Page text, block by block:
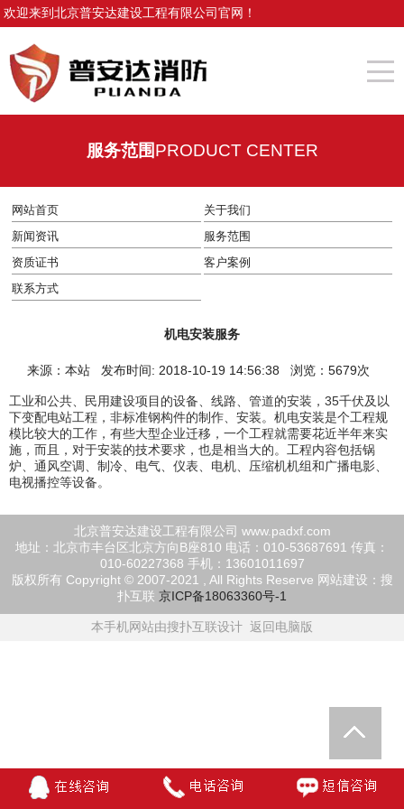
欢迎来到北京普安达建设工程有限公司官网！
服务范围PRODUCT CENTER
网站首页
关于我们
新闻资讯
服务范围
资质证书
客户案例
联系方式
机电安装服务
来源：本站 发布时间: 2018-10-19 14:56:38 浏览：5679次
工业和公共、民用建设项目的设备、线路、管道的安装，35千伏及以
下变配电站工程，非标准钢构件的制作、安装。机电安装是个工程规
模比较大的工作，有些大型企业迁移，一个工程就需要花近半年来实
施，而且，对于安装的技术要求，也是相当大的。工程内容包括锅
炉、通风空调、制冷、电气、仪表、电机、压缩机机组和广播电影、
电视播控等设备。
北京普安达建设工程有限公司 www.padxf.com
地址：北京市丰台区北京方向B座810 电话：010-53687691 传真：
010-60227368 手机：13601011697
版权所有 Copyright © 2007-2021 , All Rights Reserve 网站建设：搜
扑互联 京ICP备18063360号-1
本手机网站由搜扑互联设计 返回电脑版